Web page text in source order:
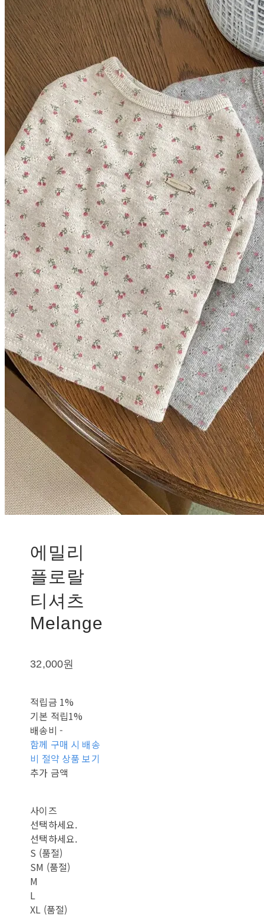
에밀리
플로랄
티셔츠
Melange
32,000원
적립금 1%
기본 적립1%
배송비 -
함께 구매 시 배송
비 절약 상품 보기
추가 금액
사이즈
선택하세요.
선택하세요.
S (품절)
SM (품절)
M
L
XL (품절)